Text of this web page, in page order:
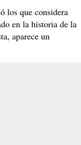
los que considera
en la historia de la
aparece un